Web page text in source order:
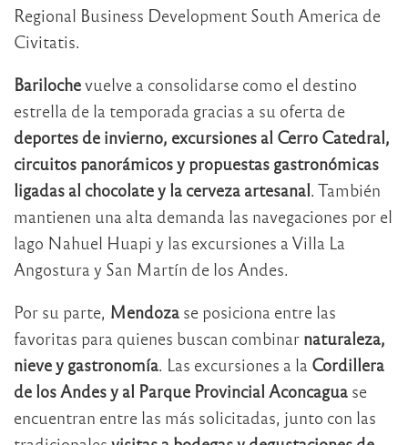
Regional Business Development South America de
Civitatis.
Barilochevuelve a consolidarse como el destino
estrella de la temporada gracias a su oferta de
deportes de invierno, excursiones al Cerro Catedral,
circuitos panorámicos y propuestas gastronómicas
ligadas al chocolate y la cerveza artesanal. También
mantienen una alta demanda las navegaciones por el
lago Nahuel Huapi y las excursiones a Villa La
Angostura y San Martín de los Andes.
Por su parte, Mendoza se posiciona entre las
favoritas para quienes buscan combinar naturaleza,
nieve y gastronomía. Las excursiones a la Cordillera
de los Andes y al Parque Provincial Aconcagua se
encuentran entre las más solicitadas, junto con las